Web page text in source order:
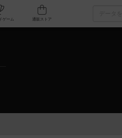
/店舗 人気ボードゲーム